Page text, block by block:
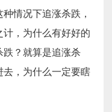
情况下追涨杀跌，
，为什么有好好的
跌？就算是追涨杀
去，为什么一定要瞎